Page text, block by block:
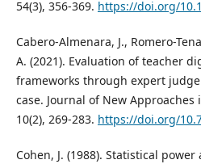
54(3), 356-369. https://doi.org/
Cabero-Almenara, J., Romero-
A. (2021). Evaluation of teacher
frameworks through expert
case. Journal of New Approaches
10(2), 269-283. https://doi.org/
Cohen, J. (1988). Statistical